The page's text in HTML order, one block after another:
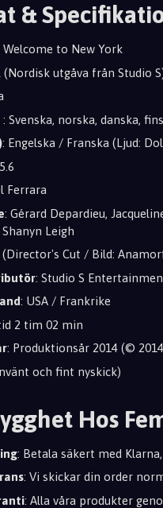
&
Welcome to New York
(Nordisk utgåva från Studio
: Svenska, norska, danska,
: Engelska / Franska (Ljud:
Ferrara
: Gérard Depardieu,
Leigh
(Director's Cut / Bild:
: Studio S
: USA / Frankrike
2 tim 02 min
: Produktionsår 2014 (©
och fint nyskick)
Hos
: Betala säkert med
: Vi skickar din order
: Alla våra produkter